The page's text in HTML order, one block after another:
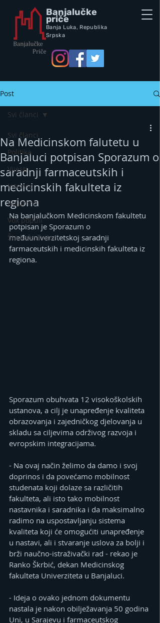
Banjalučke
priče
Banja Luka, Republika
Srpska
Post
Svi članci
Politika
Vijesti
Intervju
Kolumna
Vox populi
Šta kaže Tviter?
Svi članci
Na Medicinskom falutetu u
Banjaluci potpisan Sporazum o
saradnji farmaceutskih i
medicinskih fakulteta iz
regiona
Na banjalučkom Medicinskom fakultetu
potpisan je Sporazum o
međuuniverzitetskoj saradnji
farmaceutskih i medicinskih fakulteta iz
regiona.
Sporazum obuhvata 12 visokoškolskih
ustanova, a cilj je unapređenje kvaliteta
obrazovanja i zajedničkog djelovanja u
skladu sa ciljevima održivog razvoja i
evropskim integracijama.
- Na ovaj način želimo da damo i svoj
doprinos i da povećamo mobilnost
studenata koji dolaze sa različitih
fakulteta, ali isto tako mobilnost
nastavnika i saradnika i da maksimalno
radimo na uspostavljanju sistema
kvaliteta koji će omogućiti unapređenje
u nastavi, ali i stvaranje uslova za bolji i
brži naučno-istraživački rad - rekao je
Ranko Škrbić, dekan Medicinskog
fakulteta Univerziteta u Banjaluci.
- Ideja o ovako jednom dokumentu
nastala je nakon obilježavanja 50 godina
Uni, u Sarajevu i farmaceutskog